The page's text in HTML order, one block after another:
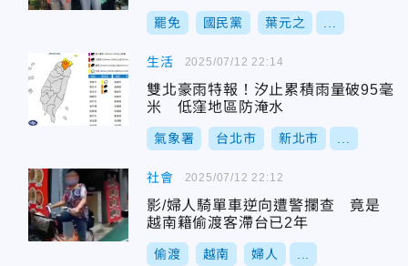
罷免 國民黨 葉元之
生活
雙北豪雨特報！汐止累積雨量破95毫
米 低窪地區防淹水
氣象署 台北市 新北市
2025/07/12 22:14
社會
影/婦人騎單車逆向遭警攔查 竟是
越南籍偷渡客滯台已2年
偷渡 越南 婦人
2025/07/12 22:12